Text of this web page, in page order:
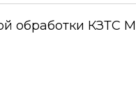
обработки КЗТС